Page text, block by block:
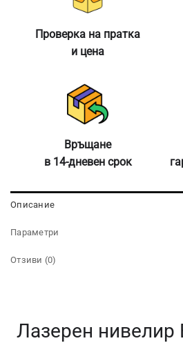
Проверка на пратка
и цена
Връщане
в 14-дневен срок
Описание
Параметри
Отзиви (0)
Лазерен нивелир